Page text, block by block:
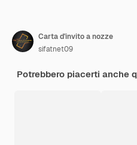
Carta d'invito a nozze
sifatnet09
Potrebbero piacerti anche